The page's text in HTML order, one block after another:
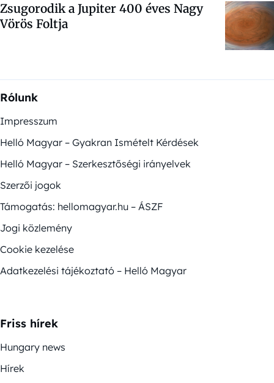
Zsugorodik a Jupiter 400 éves Nagy
Vörös Foltja
Rólunk
Impresszum
Helló Magyar – Gyakran Ismételt Kérdések
Helló Magyar – Szerkesztőségi irányelvek
Szerzői jogok
Támogatás: hellomagyar.hu – ÁSZF
Jogi közlemény
Cookie kezelése
Adatkezelési tájékoztató – Helló Magyar
Friss hírek
Hungary news
Hírek